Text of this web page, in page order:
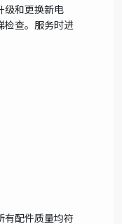
级和更换新电
检查。服务时进
有配件质量均符